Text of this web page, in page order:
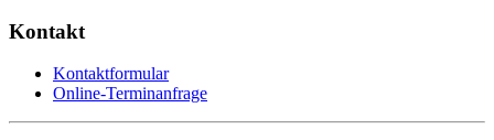
Kontakt
Kontaktformular
Online-Terminanfrage